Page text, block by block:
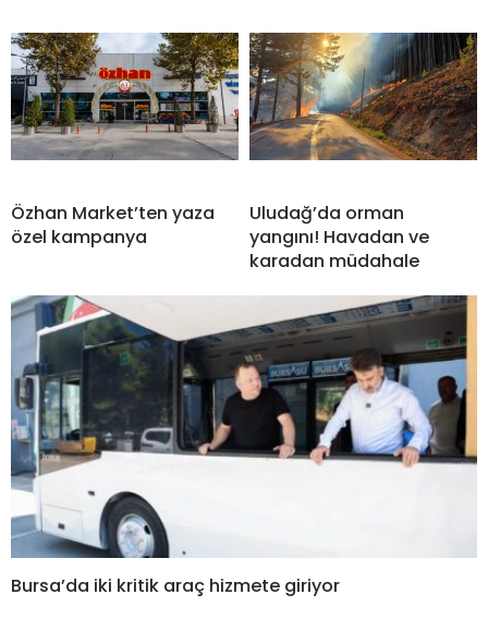
Özhan Market’ten yaza
özel kampanya
Uludağ’da orman
yangını! Havadan ve
karadan müdahale
Bursa’da iki kritik araç hizmete giriyor